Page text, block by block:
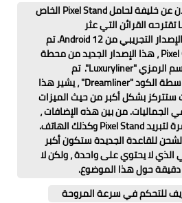
قد تخطط جوجل للإعلان عن خليفة لحامل Pixel Stand الخاص
القرائن التي عثر
عليها 9to5Google في كود الإصدار التجريبي من Android 12. تم
التخطيط على الأرجح لجهاز Pixel 6 ، هذا الإصدار الجديد من محطة
الشحن اللاسلكي يسمى بالاسم الرمزي "Luxuryliner". تم
تعيين Pixel Stand الحالي بواسطة الكود "Dreamliner" ، يشير هذا
ستتركز بشكل أكبر من حيث الميزات
الجماليات. من بين هذه الإضافات ،
ستظهر مراوح مدمجة مباشرة لتبريد Pixel Stand وكذلك الهاتف.
للقاعدة الجديدة ستكون أكبر
الذي لا يحتوي على واحدة ، ولكن لا
حول هذا الموضوع.
للتحكم في سرعة المروحة